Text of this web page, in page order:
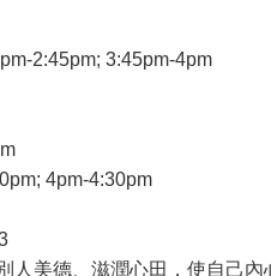
2:45pm; 3:45pm-4pm
4pm-4:30pm
人美德、滋潤心田，使自己內